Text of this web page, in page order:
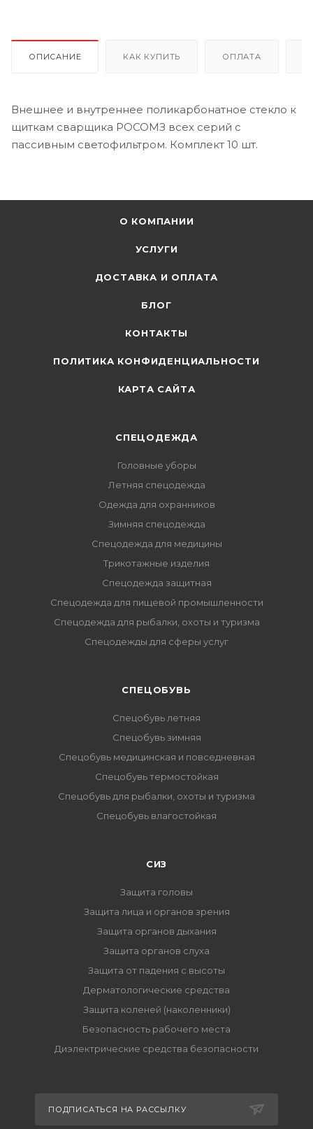
ОПИСАНИЕ КАК КУПИТЬ ОПЛАТА
Внешнее и внутреннее поликарбонатное стекло к
щиткам сварщика РОСОМЗ всех серий с
пассивным светофильтром. Комплект 10 шт.
О КОМПАНИИ
УСЛУГИ
ДОСТАВКА И ОПЛАТА
БЛОГ
КОНТАКТЫ
ПОЛИТИКА КОНФИДЕНЦИАЛЬНОСТИ
КАРТА САЙТА
СПЕЦОДЕЖДА
Головные уборы
Летняя спецодежда
Одежда для охранников
Зимняя спецодежда
Спецодежда для медицины
Трикотажные изделия
Спецодежда защитная
Спецодежда для пищевой промышленности
Спецодежда для рыбалки, охоты и туризма
Спецодежды для сферы услуг
CПЕЦОБУВЬ
Спецобувь летняя
Спецобувь зимняя
Спецобувь медицинская и повседневная
Спецобувь термостойкая
Спецобувь для рыбалки, охоты и туризма
Спецобувь влагостойкая
СИЗ
Защита головы
Защита лица и органов зрения
Защита органов дыхания
Защита органов слуха
Защита от падения с высоты
Дерматологические средства
Защита коленей (наколенники)
Безопасность рабочего места
Диэлектрические средства безопасности
ПОДПИСАТЬСЯ НА РАССЫЛКУ